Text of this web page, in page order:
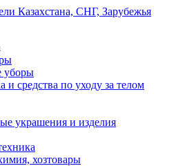
уборы
и средства по уходу за телом
украшения и изделия
хозтовары